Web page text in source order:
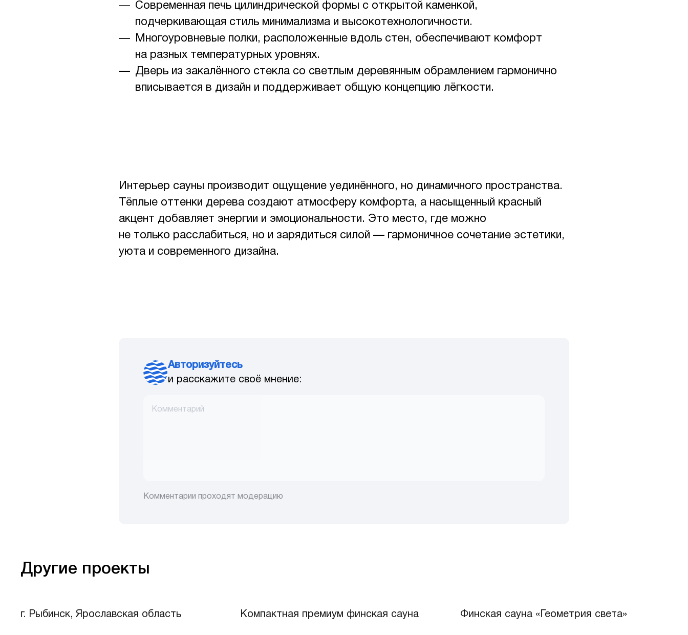
Современная печь цилиндрической формы с открытой каменкой,
подчеркивающая стиль минимализма и высокотехнологичности.
Многоуровневые полки, расположенные вдоль стен, обеспечивают комфорт
на разных температурных уровнях.
Дверь из закалённого стекла со светлым деревянным обрамлением гармонично
вписывается в дизайн и поддерживает общую концепцию лёгкости.
Интерьер сауны производит ощущение уединённого, но динамичного пространства.
Тёплые оттенки дерева создают атмосферу комфорта, а насыщенный красный
акцент добавляет энергии и эмоциональности. Это место, где можно
не только расслабиться, но и зарядиться силой — гармоничное сочетание эстетики,
уюта и современного дизайна.
Авторизуйтесь
и расскажите своё мнение:
Комментарии проходят модерацию
Другие проекты
г. Рыбинск, Ярославская область Компактная премиум финская сауна Финская сауна «Геометрия света»